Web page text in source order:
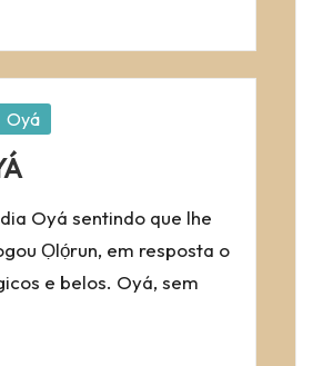
Oyá
dia Oyá sentindo que lhe
Ọlọ́run, em resposta o
e belos. Oyá, sem